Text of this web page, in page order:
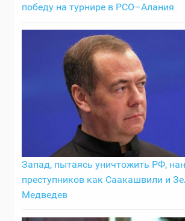
победу на турнире в РСО–Алания
Запад, пытаясь уничтожить РФ,
преступников как Саакашвили и
Медведев